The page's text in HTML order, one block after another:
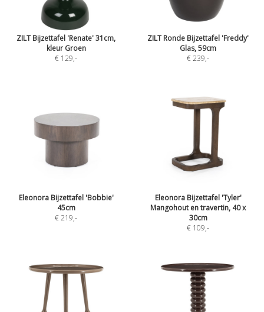
ZILT Bijzettafel 'Renate' 31cm,
kleur Groen
€ 129,-
ZILT Ronde Bijzettafel 'Freddy'
Glas, 59cm
€ 239,-
Eleonora Bijzettafel 'Bobbie'
45cm
€ 219,-
Eleonora Bijzettafel 'Tyler'
Mangohout en travertin, 40 x
30cm
€ 109,-